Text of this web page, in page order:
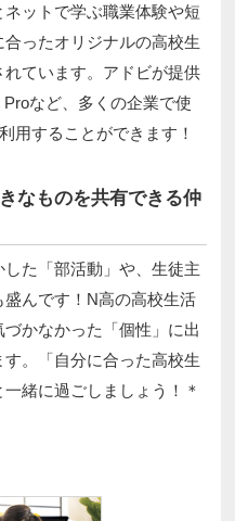
ットで学ぶ職業体験や短
ったオリジナルの高校生
ています。アドビが提供
など、多くの企業で使
用することができます！
なものを共有できる仲
た「部活動」や、生徒主
んです！N高の高校生活
かなかった「個性」に出
。「自分に合った高校生
緒に過ごしましょう！＊